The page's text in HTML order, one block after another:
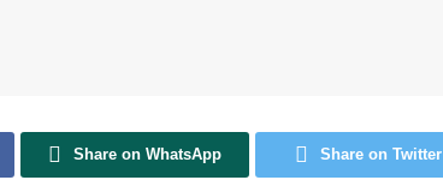
Share on WhatsApp Share on Twitter